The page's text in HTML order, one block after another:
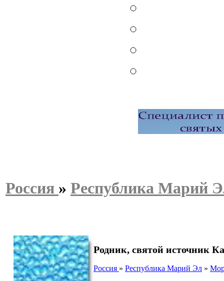
Россия » Республика Марий
Родник, святой источник
Россия » Республика Марий Эл »